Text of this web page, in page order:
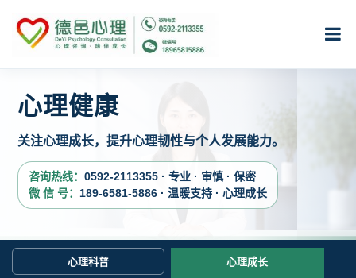
心理健康
关注心理成长，提升心理韧性与个人发展能力。
咨询热线： 0592-2113355 · 专业 · 审慎 · 保密
微 信 号： 189-6581-5886 · 温暖支持 · 心理成长
心理科普 心理成长